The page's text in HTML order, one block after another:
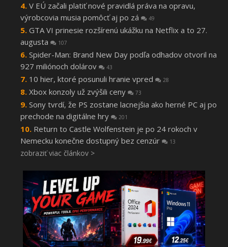
V EÚ začali platiť nové pravidlá práva na opravu,
výrobcovia musia pomôcť aj po zá
49
GTA VI prinesie rozšírenú ukážku na Netflix a to 27.
augusta
107
Spider-Man: Brand New Day podľa odhadov otvoril na
927 miliónoch dolárov
43
10 hier, ktoré posunuli hranie vpred 28
Xbox konzoly už zvýšili ceny 73
Sony tvrdí, že PS zostane lacnejšia ako herné PC aj po
prechode na digitálne hry
201
Return to Castle Wolfenstein je po 24 rokoch v
Nemecku konečne dostupný bez cenzúr
13
zobraziť viac článkov >